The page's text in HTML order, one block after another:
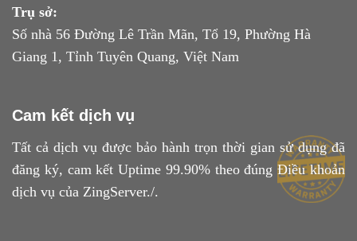
Trụ sở:
Số nhà 56 Đường Lê Trần Mãn, Tổ 19, Phường Hà
Giang 1, Tỉnh Tuyên Quang, Việt Nam
Cam kết dịch vụ
Tất cả dịch vụ được bảo hành trọn thời gian sử dụng đã
đăng ký, cam kết Uptime 99.90% theo đúngĐiều khoản
dịch vụ của ZingServer./.